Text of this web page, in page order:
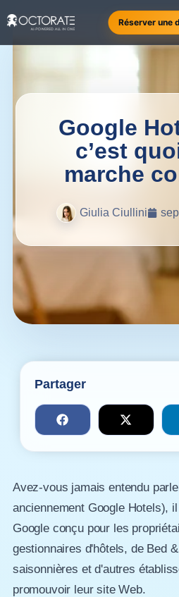
Réserver une
Google
c’est
marche
Giulia Ciullini
Partager
Avez-vous jamais entendu
anciennement Google Hotels),
Google conçu pour les
gestionnaires d'hôtels, de Bed
saisonnières et d'autres
promouvoir leur site Web.